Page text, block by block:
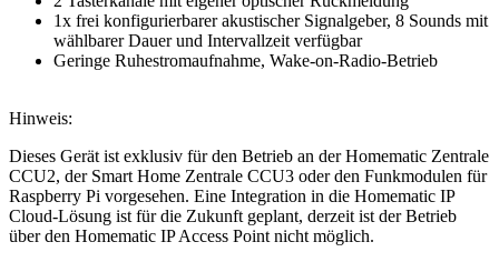
1x frei konfigurierbarer akustischer Signalgeber, 8 Sounds mit
wählbarer Dauer und Intervallzeit verfügbar
Geringe Ruhestromaufnahme, Wake-on-Radio-Betrieb
Hinweis:
Dieses Gerät ist exklusiv für den Betrieb an der Homematic Zentrale
CCU2, der Smart Home Zentrale CCU3 oder den Funkmodulen für
Raspberry Pi vorgesehen. Eine Integration in die Homematic IP
Cloud-Lösung ist für die Zukunft geplant, derzeit ist der Betrieb
über den Homematic IP Access Point nicht möglich.